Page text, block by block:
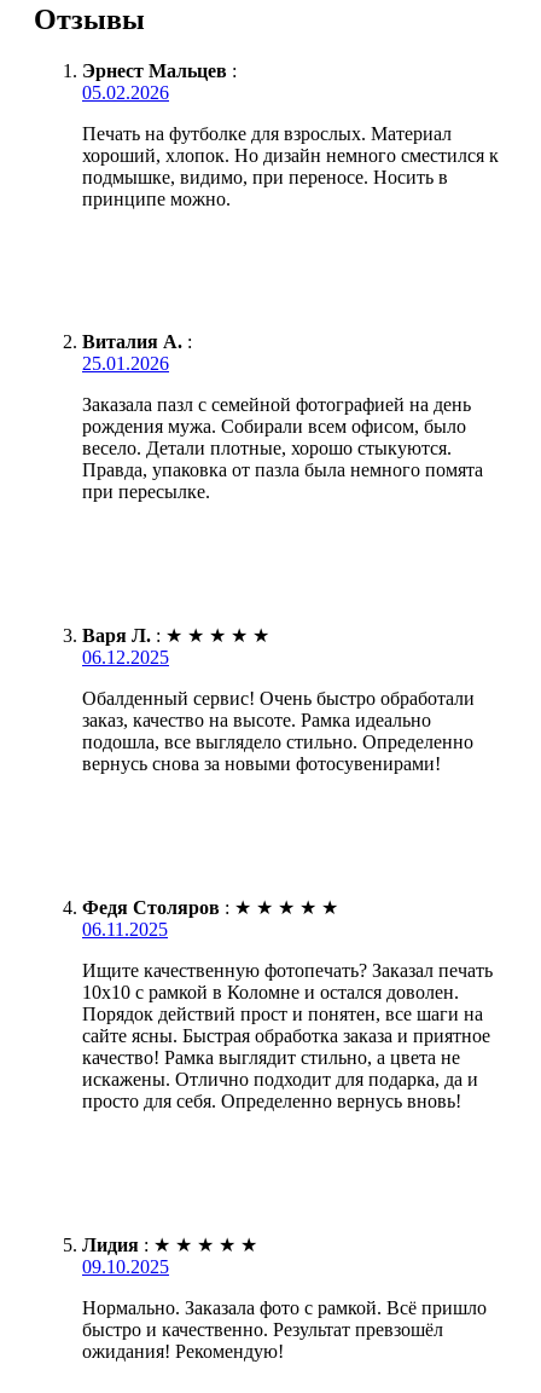
Отзывы
Эрнест Мальцев :
05.02.2026
Печать на футболке для взрослых. Материал
хороший, хлопок. Но дизайн немного сместился к
подмышке, видимо, при переносе. Носить в
принципе можно.
Виталия А. :
25.01.2026
Заказала пазл с семейной фотографией на день
рождения мужа. Собирали всем офисом, было
весело. Детали плотные, хорошо стыкуются.
Правда, упаковка от пазла была немного помята
при пересылке.
Варя Л. : ★ ★ ★ ★ ★
06.12.2025
Обалденный сервис! Очень быстро обработали
заказ, качество на высоте. Рамка идеально
подошла, все выглядело стильно. Определенно
вернусь снова за новыми фотосувенирами!
Федя Столяров : ★ ★ ★ ★ ★
06.11.2025
Ищите качественную фотопечать? Заказал печать
10х10 с рамкой в Коломне и остался доволен.
Порядок действий прост и понятен, все шаги на
сайте ясны. Быстрая обработка заказа и приятное
качество! Рамка выглядит стильно, а цвета не
искажены. Отлично подходит для подарка, да и
просто для себя. Определенно вернусь вновь!
Лидия : ★ ★ ★ ★ ★
09.10.2025
Нормально. Заказала фото с рамкой. Всё пришло
быстро и качественно. Результат превзошёл
ожидания! Рекомендую!